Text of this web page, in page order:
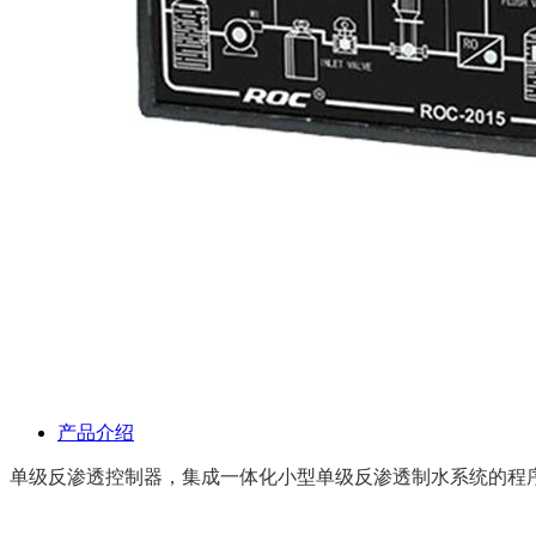
产品介绍
单级反渗透控制器，集成一体化小型单级反渗透制水系统的程